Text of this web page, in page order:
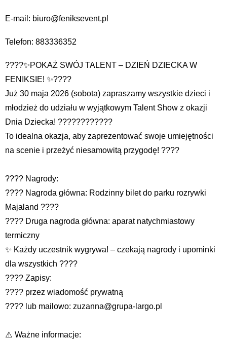
E-mail: biuro@feniksevent.pl
Telefon: 883336352
????✨POKAŻ SWÓJ TALENT – DZIEŃ DZIECKA W
FENIKSIE! ✨????
Już 30 maja 2026 (sobota) zapraszamy wszystkie dzieci i
młodzież do udziału w wyjątkowym Talent Show z okazji
Dnia Dziecka! ????????????
To idealna okazja, aby zaprezentować swoje umiejętności
na scenie i przeżyć niesamowitą przygodę! ????
???? Nagrody:
???? Nagroda główna: Rodzinny bilet do parku rozrywki
Majaland ????
???? Druga nagroda główna: aparat natychmiastowy
termiczny
✨ Każdy uczestnik wygrywa! – czekają nagrody i upominki
dla wszystkich ????
???? Zapisy:
???? przez wiadomość prywatną
???? lub mailowo: zuzanna@grupa-largo.pl
⚠️ Ważne informacje: